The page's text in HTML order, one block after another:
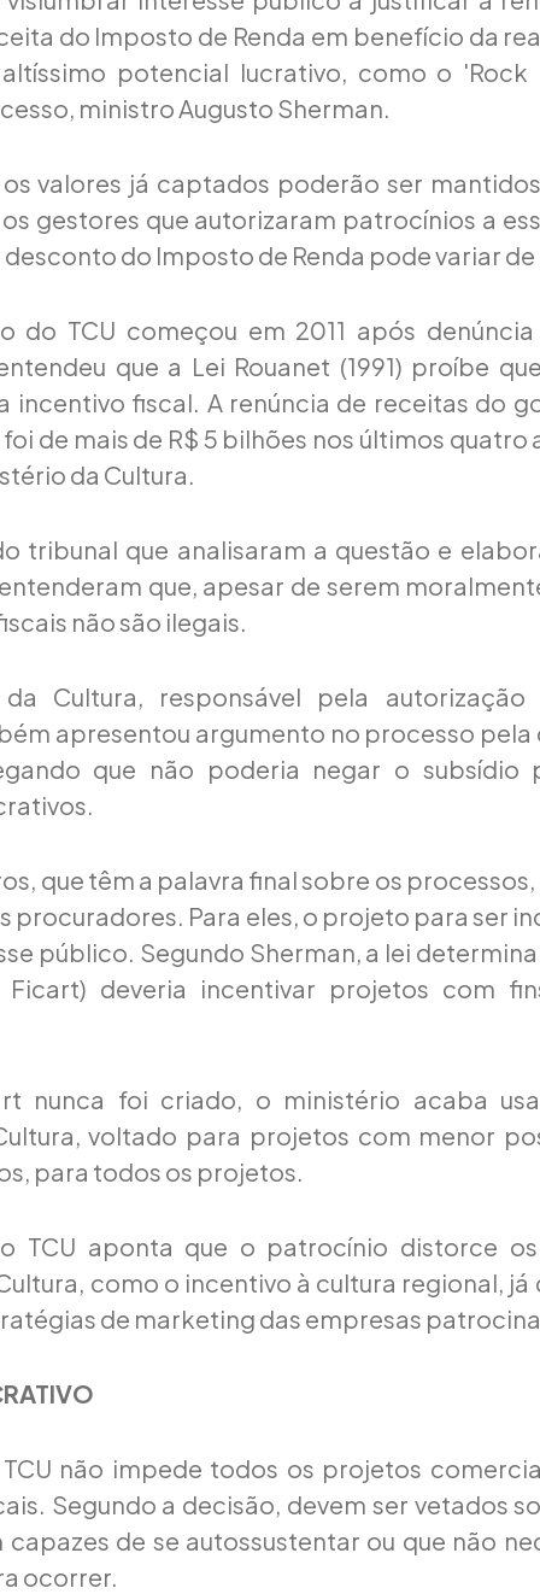
do Imposto de Renda em benefício da
potencial lucrativo, como o 'Rock
ministro Augusto Sherman.
valores já captados poderão ser
gestores que autorizaram patrocínios a
do Imposto de Renda pode variar de
do TCU começou em 2011 após
que a Lei Rouanet (1991) proíbe
incentivo fiscal. A renúncia de receitas do
de mais de R$ 5 bilhões nos últimos quatro
da Cultura.
tribunal que analisaram a questão e
que, apesar de serem
não são ilegais.
Cultura, responsável pela
apresentou argumento no processo pela
que não poderia negar o subsídio
que têm a palavra final sobre os
procuradores. Para eles, o projeto para ser
público. Segundo Sherman, a lei
deveria incentivar projetos com
nunca foi criado, o ministério acaba
voltado para projetos com menor
para todos os projetos.
TCU aponta que o patrocínio distorce
como o incentivo à cultura regional, já
de marketing das empresas
não impede todos os projetos
Segundo a decisão, devem ser vetados
de se autossustentar ou que não
ocorrer.